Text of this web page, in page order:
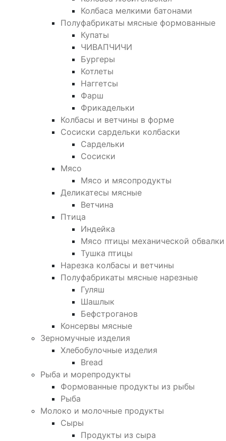
Колбаса мелкими батонами
Полуфабрикаты мясные формованные
Купаты
ЧИВАПЧИЧИ
Бургеры
Котлеты
Наггетсы
Фарш
Фрикадельки
Колбасы и ветчины в форме
Сосиски сардельки колбаски
Сардельки
Сосиски
Мясо
Мясо и мясопродукты
Деликатесы мясные
Ветчина
Птица
Индейка
Мясо птицы механической обвалки
Тушка птицы
Нарезка колбасы и ветчины
Полуфабрикаты мясные нарезные
Гуляш
Шашлык
Бефстроганов
Консервы мясные
Зерномучные изделия
Хлебобулочные изделия
Bread
Рыба и морепродукты
Формованные продукты из рыбы
Рыба
Молоко и молочные продукты
Сыры
Продукты из сыра